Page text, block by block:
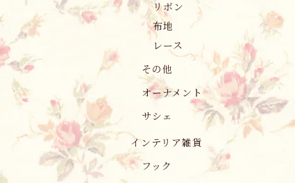
リボン
布地
レース
その他
オーナメント
サシェ
インテリア雑貨
フック